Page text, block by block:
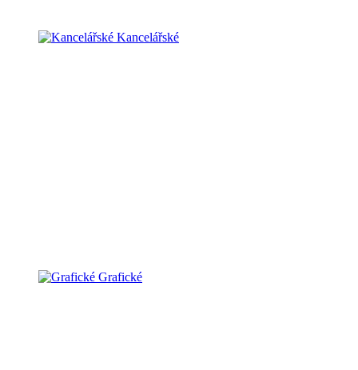
Kancelářské
Grafické